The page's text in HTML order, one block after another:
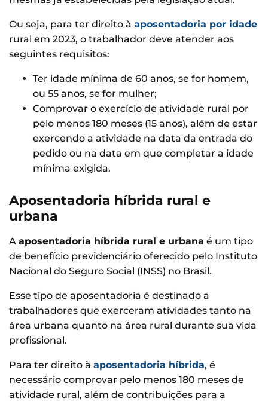
Ou seja, para ter direito à aposentadoria por idade
rural em 2023, o trabalhador deve atender aos
seguintes requisitos:
Ter idade mínima de 60 anos, se for homem,
ou 55 anos, se for mulher;
Comprovar o exercício de atividade rural por
pelo menos 180 meses (15 anos), além de estar
exercendo a atividade na data da entrada do
pedido ou na data em que completar a idade
mínima exigida.
Aposentadoria híbrida rural e
urbana
A aposentadoria híbrida rural e urbana é um tipo
de benefício previdenciário oferecido pelo Instituto
Nacional do Seguro Social (INSS) no Brasil.
Esse tipo de aposentadoria é destinado a
trabalhadores que exerceram atividades tanto na
área urbana quanto na área rural durante sua vida
profissional.
Para ter direito à aposentadoria híbrida, é
necessário comprovar pelo menos 180 meses de
atividade rural, além de contribuições para a